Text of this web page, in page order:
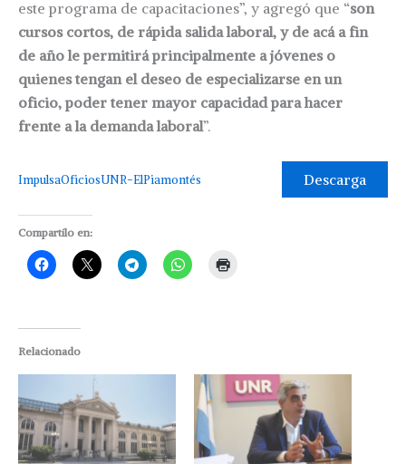
este programa de capacitaciones”, y agregó que “son
cursos cortos, de rápida salida laboral, y de acá a fin
de año le permitirá principalmente a jóvenes o
quienes tengan el deseo de especializarse en un
oficio, poder tener mayor capacidad para hacer
frente a la demanda laboral”.
ImpulsaOficiosUNR-ElPiamontés Descarga
Compartilo en:
Relacionado